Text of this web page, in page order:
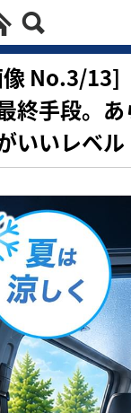
No.3/13]
終手段。
いいレベ